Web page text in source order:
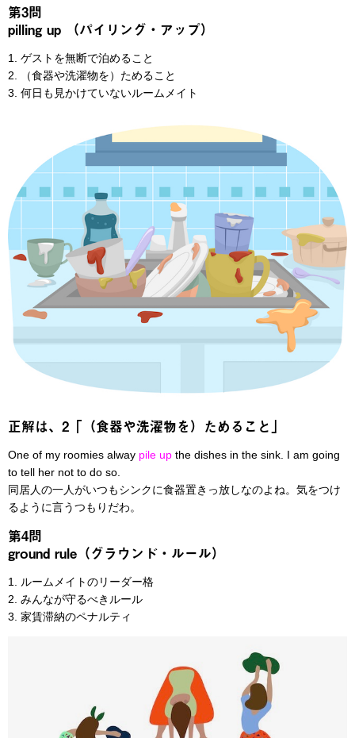
第3問
pilling up （パイリング・アップ）
1. ゲストを無断で泊めること
2. （食器や洗濯物を）ためること
3. 何日も見かけていないルームメイト
正解は、2「（食器や洗濯物を）ためること」
One of my roomies alway pile up the dishes in the sink. I am going
to tell her not to do so.
同居人の一人がいつもシンクに食器置きっ放しなのよね。気をつけ
るように言うつもりだわ。
第4問
ground rule（グラウンド・ルール）
1. ルームメイトのリーダー格
2. みんなが守るべきルール
3. 家賃滞納のペナルティ